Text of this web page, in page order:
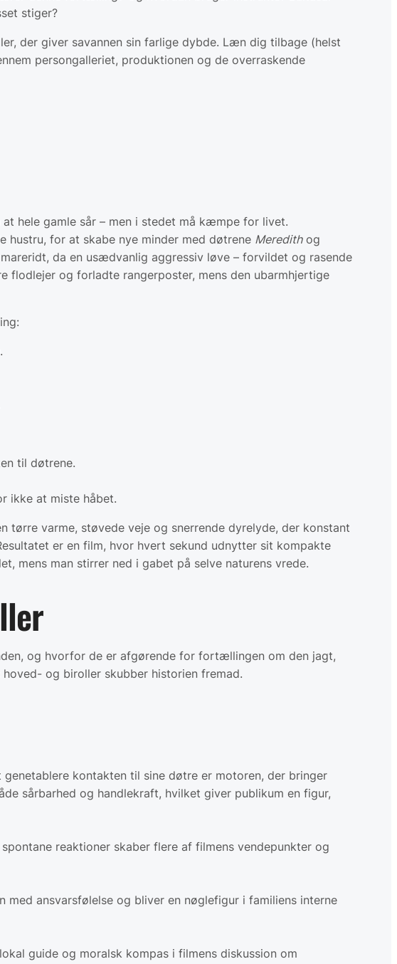
stiger?
der giver savannen sin farlige dybde. Læn dig tilbage (helst
persongalleriet, produktionen og de overraskende
hele gamle sår – men i stedet må kæmpe for livet.
for at skabe nye minder med døtrene Meredithog
da en usædvanlig aggressiv løve – forvildet og rasende
flodlejer og forladte rangerposter, mens den ubarmhjertige
til døtrene.
ikke at miste håbet.
tørre varme, støvede veje og snerrende dyrelyde, der konstant
er en film, hvor hvert sekund udnytter sit kompakte
man stirrer ned i gabet på selve naturens vrede.
og hvorfor de er afgørende for fortællingen om den jagt,
og biroller skubber historien fremad.
kontakten til sine døtre er motoren, der bringer
sårbarhed og handlekraft, hvilket giver publikum en figur,
reaktioner skaber flere af filmens vendepunkter og
ansvarsfølelse og bliver en nøglefigur i familiens interne
guide og moralsk kompas i filmens diskussion om